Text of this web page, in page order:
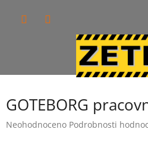
GOTEBORG
Průměrné
Neohodnoceno Podrobnosti